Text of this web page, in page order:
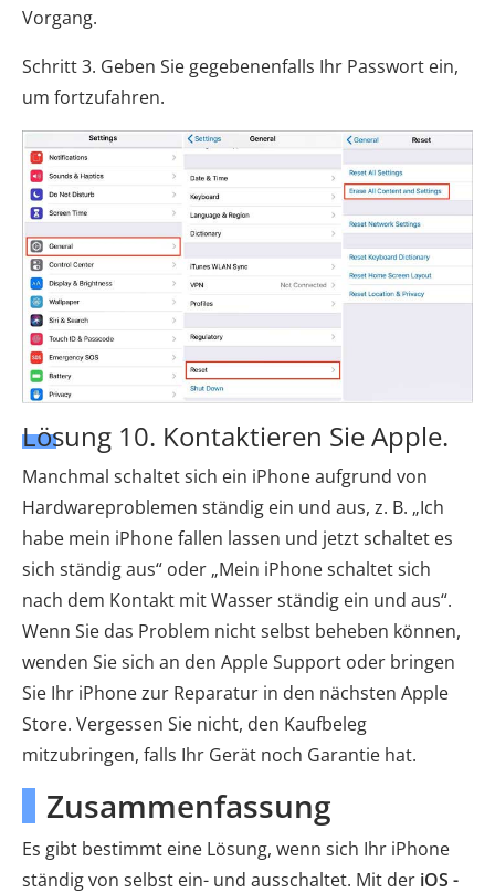
Vorgang.
Schritt 3. Geben Sie gegebenenfalls Ihr Passwort ein,
um fortzufahren.
Lösung 10. Kontaktieren Sie Apple.
Manchmal schaltet sich ein iPhone aufgrund von
Hardwareproblemen ständig ein und aus, z. B. „Ich
habe mein iPhone fallen lassen und jetzt schaltet es
sich ständig aus“ oder „Mein iPhone schaltet sich
nach dem Kontakt mit Wasser ständig ein und aus“.
Wenn Sie das Problem nicht selbst beheben können,
wenden Sie sich an den Apple Support oder bringen
Sie Ihr iPhone zur Reparatur in den nächsten Apple
Store. Vergessen Sie nicht, den Kaufbeleg
mitzubringen, falls Ihr Gerät noch Garantie hat.
Zusammenfassung
Es gibt bestimmt eine Lösung, wenn sich Ihr iPhone
ständig von selbst ein- und ausschaltet. Mit der iOS -